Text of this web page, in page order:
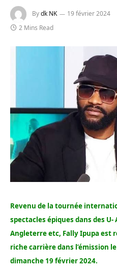
Bydk NK 19 février 2024
2 Mins Read
Revenu de la tournée
spectacles épiques dans des
Angleterre etc, Fally Ipupa est
riche carrière dans l’émission
dimanche 19 février 2024.